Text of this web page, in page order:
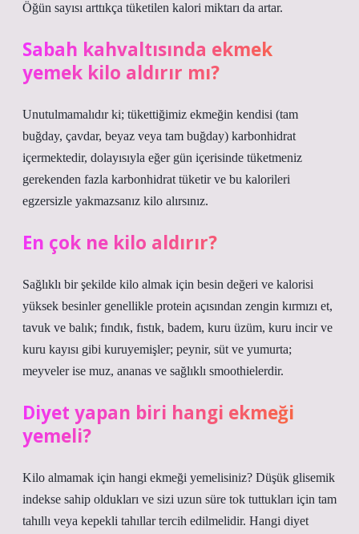
Öğün sayısı arttıkça tüketilen kalori miktarı da artar.
Sabah kahvaltısında ekmek
yemek kilo aldırır mı?
Unutulmamalıdır ki; tükettiğimiz ekmeğin kendisi (tam
buğday, çavdar, beyaz veya tam buğday) karbonhidrat
içermektedir, dolayısıyla eğer gün içerisinde tüketmeniz
gerekenden fazla karbonhidrat tüketir ve bu kalorileri
egzersizle yakmazsanız kilo alırsınız.
En çok ne kilo aldırır?
Sağlıklı bir şekilde kilo almak için besin değeri ve kalorisi
yüksek besinler genellikle protein açısından zengin kırmızı et,
tavuk ve balık; fındık, fıstık, badem, kuru üzüm, kuru incir ve
kuru kayısı gibi kuruyemişler; peynir, süt ve yumurta;
meyveler ise muz, ananas ve sağlıklı smoothielerdir.
Diyet yapan biri hangi ekmeği
yemeli?
Kilo almamak için hangi ekmeği yemelisiniz? Düşük glisemik
indekse sahip oldukları ve sizi uzun süre tok tuttukları için tam
tahıllı veya kepekli tahıllar tercih edilmelidir. Hangi diyet